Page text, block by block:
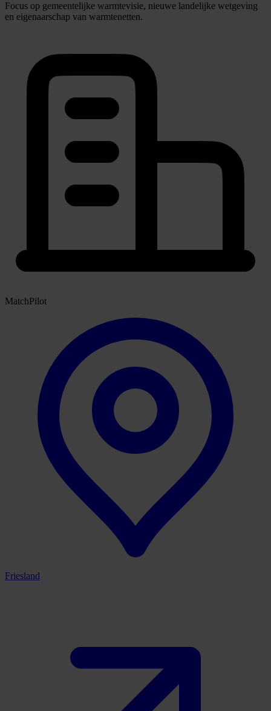
Focus op gemeentelijke warmtevisie, nieuwe landelijke wetgeving
en eigenaarschap van warmtenetten.
MatchPilot
Friesland